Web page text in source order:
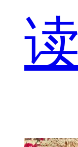
读